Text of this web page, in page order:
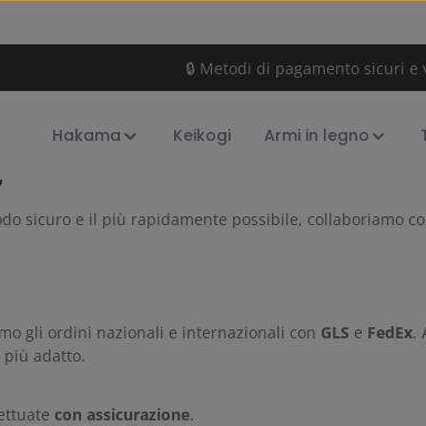
🔒 Metodi di pagamento sicuri e
Hakama Keikogi Armi in legno
sicuro e il più rapidamente possibile, collaboriamo
gli ordini nazionali e internazionali con GLS e FedEx.
più adatto.
con assicurazione.